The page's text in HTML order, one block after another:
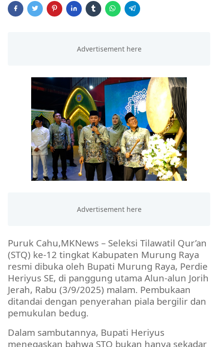
Puruk Cahu,MKNews – Seleksi Tilawatil Qur’an
(STQ) ke-12 tingkat Kabupaten Murung Raya
resmi dibuka oleh Bupati Murung Raya, Perdie
Heriyus SE, di panggung utama Alun-alun Jorih
Jerah, Rabu (3/9/2025) malam. Pembukaan
ditandai dengan penyerahan piala bergilir dan
pemukulan bedug.
Dalam sambutannya, Bupati Heriyus
menegaskan bahwa STQ bukan hanya sekadar